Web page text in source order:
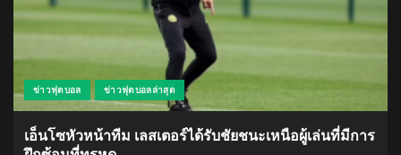
ข่าวฟุตบอล ข่าวฟุตบอลล่าสุด
เอ็นโซหัวหน้าทีม เลสเตอร์ได้รับชัยชนะเหนือผู้เล่นที่มีการ